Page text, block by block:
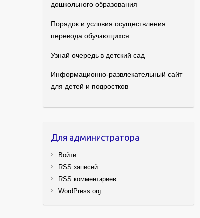
дошкольного образования
Порядок и условия осуществления
перевода обучающихся
Узнай очередь в детский сад
Информационно-развлекательный сайт
для детей и подростков
Для администратора
Войти
RSS записей
RSS комментариев
WordPress.org